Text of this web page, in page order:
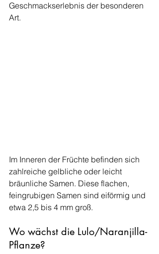
Geschmackserlebnis der besonderen
Art.
Im Inneren der Früchte befinden sich
zahlreiche gelbliche oder leicht
bräunliche Samen. Diese flachen,
feingrubigen Samen sind eiförmig und
etwa 2,5 bis 4 mm groß.
Wo wächst die Lulo/Naranjilla-
Pflanze?